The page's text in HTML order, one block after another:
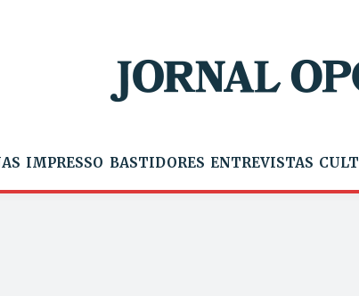
IMPRESSO BASTIDORES ENTREVISTAS